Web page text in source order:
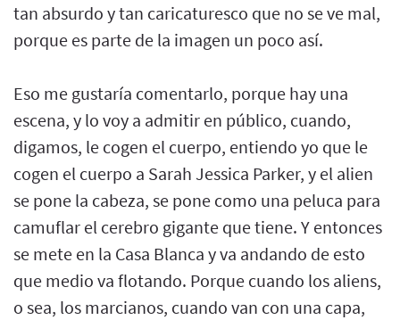
tan absurdo y tan caricaturesco que no se ve mal,
porque es parte de la imagen un poco así.
Eso me gustaría comentarlo, porque hay una
escena, y lo voy a admitir en público, cuando,
digamos, le cogen el cuerpo, entiendo yo que le
cogen el cuerpo a Sarah Jessica Parker, y el alien
se pone la cabeza, se pone como una peluca para
camuflar el cerebro gigante que tiene. Y entonces
se mete en la Casa Blanca y va andando de esto
que medio va flotando. Porque cuando los aliens,
o sea, los marcianos, cuando van con una capa,